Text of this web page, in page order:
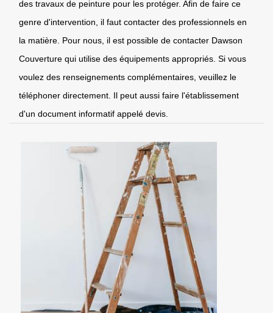
des travaux de peinture pour les protéger. Afin de faire ce
genre d'intervention, il faut contacter des professionnels en
la matière. Pour nous, il est possible de contacter Dawson
Couverture qui utilise des équipements appropriés. Si vous
voulez des renseignements complémentaires, veuillez le
téléphoner directement. Il peut aussi faire l'établissement
d'un document informatif appelé devis.